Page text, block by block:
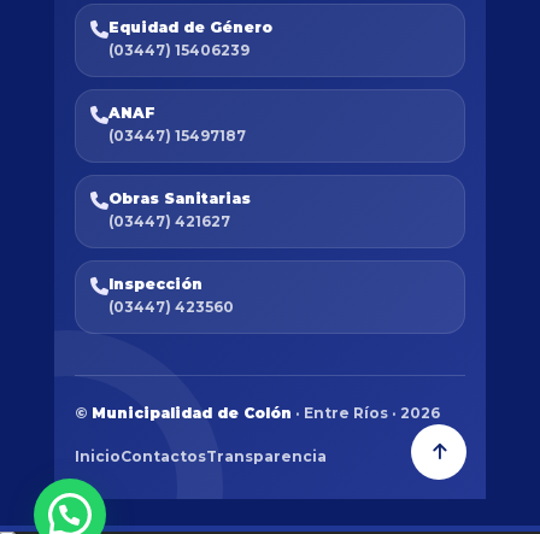
Equidad de Género
(03447) 15406239
ANAF
(03447) 15497187
Obras Sanitarias
(03447) 421627
Inspección
(03447) 423560
© Municipalidad de Colón · Entre Ríos · 2026
InicioContactosTransparencia